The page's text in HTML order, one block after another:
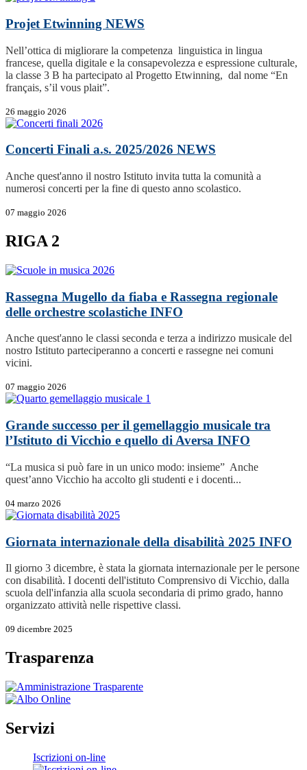
Projet Etwinning NEWS
Nell’ottica di migliorare la competenza linguistica in lingua
francese, quella digitale e la consapevolezza e espressione culturale,
la classe 3 B ha partecipato al Progetto Etwinning, dal nome “En
français, s’il vous plait”.
26 maggio 2026
Concerti Finali a.s. 2025/2026 NEWS
Anche quest'anno il nostro Istituto invita tutta la comunità a
numerosi concerti per la fine di questo anno scolastico.
07 maggio 2026
RIGA 2
Rassegna Mugello da fiaba e Rassegna regionale
delle orchestre scolastiche INFO
Anche quest'anno le classi seconda e terza a indirizzo musicale del
nostro Istituto parteciperanno a concerti e rassegne nei comuni
vicini.
07 maggio 2026
Grande successo per il gemellaggio musicale tra
l’Istituto di Vicchio e quello di Aversa INFO
“La musica si può fare in un unico modo: insieme” Anche
quest’anno Vicchio ha accolto gli studenti e i docenti...
04 marzo 2026
Giornata internazionale della disabilità 2025 INFO
Il giorno 3 dicembre, è stata la giornata internazionale per le persone
con disabilità. I docenti dell'istituto Comprensivo di Vicchio, dalla
scuola dell'infanzia alla scuola secondaria di primo grado, hanno
organizzato attività nelle rispettive classi.
09 dicembre 2025
Trasparenza
Servizi
Iscrizioni on-line